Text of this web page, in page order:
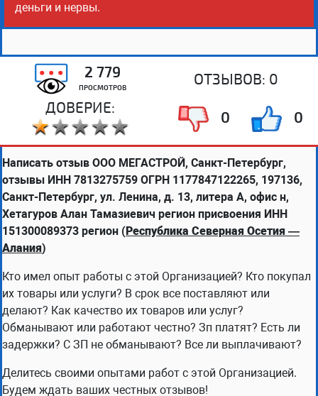
деньги и нервы.
2 779
ПРОСМОТРОВ
ОТЗЫВОВ: 0
ДОВЕРИЕ:
0 0
Написать отзыв ООО МЕГАСТРОЙ, Санкт-Петербург,
отзывы ИНН 7813275759 ОГРН 1177847122265, 197136,
Санкт-Петербург, ул. Ленина, д. 13, литера А, офис н,
Хетагуров Алан Тамазиевич регион присвоения ИНН
151300089373 регион (Республика Северная Осетия —
Алания)
Кто имел опыт работы с этой Организацией? Кто покупал
их товары или услуги? В срок все поставляют или
делают? Как качество их товаров или услуг?
Обманывают или работают честно? Зп платят? Есть ли
задержки? С ЗП не обманывают? Все ли выплачивают?
Делитесь своими опытами работ с этой Организацией.
Будем ждать ваших честных отзывов!